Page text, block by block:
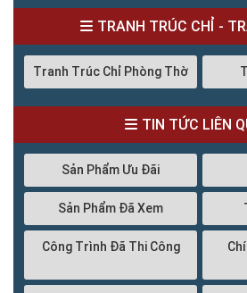
TRANH TRÚC CHỈ -
Tranh Trúc Chỉ Phòng Thờ
TIN TỨC LIÊN
Sản Phẩm Ưu Đãi
Sản Phẩm Đã Xem
Công Trình Đã Thi Công